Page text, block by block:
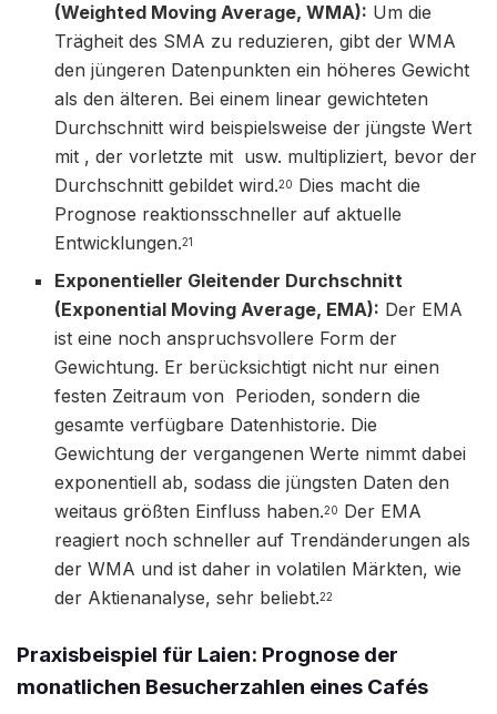
(Weighted Moving Average, WMA): Um die
Trägheit des SMA zu reduzieren, gibt der WMA
den jüngeren Datenpunkten ein höheres Gewicht
als den älteren. Bei einem linear gewichteten
Durchschnitt wird beispielsweise der jüngste Wert
mit , der vorletzte mit usw. multipliziert, bevor der
Durchschnitt gebildet wird.20 Dies macht die
Prognose reaktionsschneller auf aktuelle
Entwicklungen.21
Exponentieller Gleitender Durchschnitt
(Exponential Moving Average, EMA): Der EMA
ist eine noch anspruchsvollere Form der
Gewichtung. Er berücksichtigt nicht nur einen
festen Zeitraum von Perioden, sondern die
gesamte verfügbare Datenhistorie. Die
Gewichtung der vergangenen Werte nimmt dabei
exponentiell ab, sodass die jüngsten Daten den
weitaus größten Einfluss haben.20 Der EMA
reagiert noch schneller auf Trendänderungen als
der WMA und ist daher in volatilen Märkten, wie
der Aktienanalyse, sehr beliebt.22
Praxisbeispiel für Laien: Prognose der
monatlichen Besucherzahlen eines Cafés